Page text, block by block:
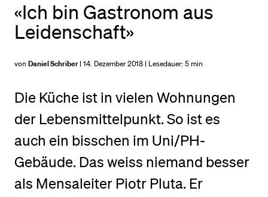
«Ich bin Gastronom aus
Leidenschaft»
von Daniel Schriber| 14. Dezember 2018 | Lesedauer: 5 min
Die Küche ist in vielen Wohnungen
der Lebensmittelpunkt. So ist es
auch ein bisschen im Uni/PH-
Gebäude. Das weiss niemand besser
als Mensaleiter Piotr Pluta. Er
Mitarbeitende
Alumni
Medien
Vorlesungsverzeichnis